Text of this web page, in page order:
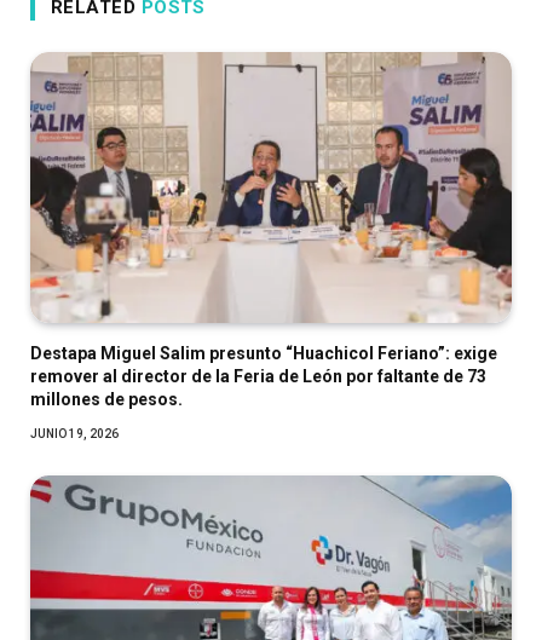
RELATED POSTS
Destapa Miguel Salim presunto “Huachicol Feriano”: exige
remover al director de la Feria de León por faltante de 73
millones de pesos.
JUNIO 19, 2026